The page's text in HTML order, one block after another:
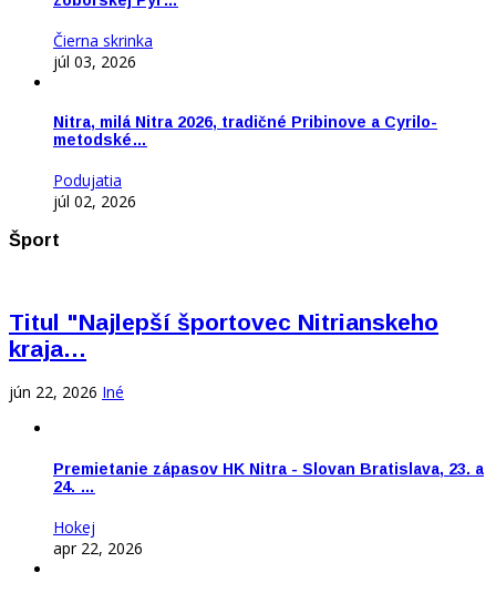
Čierna skrinka
júl 03, 2026
Nitra, milá Nitra 2026, tradičné Pribinove a Cyrilo-
metodské…
Podujatia
júl 02, 2026
Šport
Titul "Najlepší športovec Nitrianskeho
kraja…
jún 22, 2026 Iné
Premietanie zápasov HK Nitra - Slovan Bratislava, 23. a
24. …
Hokej
apr 22, 2026